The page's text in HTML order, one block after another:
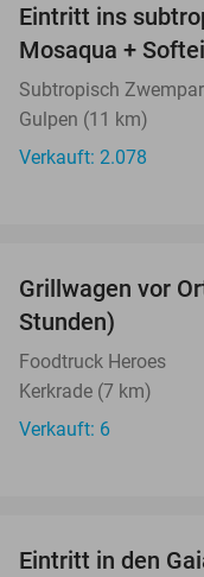
Eintritt ins
Mosaqua +
Subtropisch
Gulpen (11 km)
Verkauft: 2.078
Grillwagen vor
Stunden)
Foodtruck Heroes
Kerkrade (7 km)
Verkauft: 6
Eintritt in den